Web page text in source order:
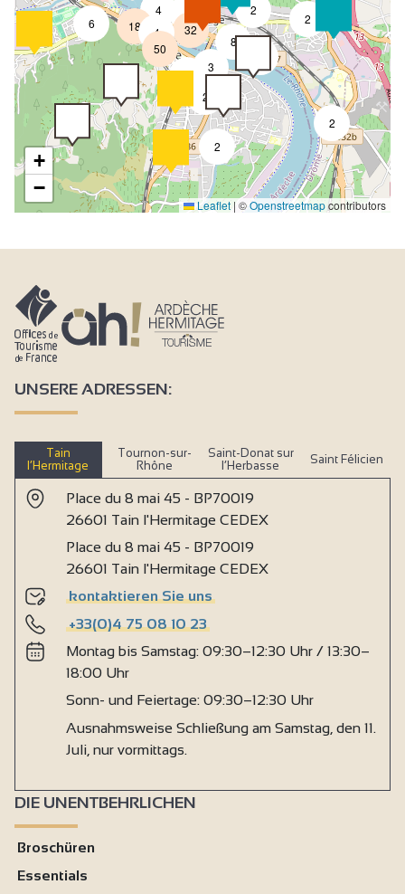
2
2
2
2
2
8
6
4
4
18
7
2
3
50
32
+
−
Leaflet | ©Openstreetmapcontributors
UNSERE ADRESSEN:
Tain
l’Hermitage
Tournon-sur-
Rhône
Saint-Donat sur
l’Herbasse
Saint Félicien
Place du 8 mai 45 - BP70019
26601 Tain l'Hermitage CEDEX
Place du 8 mai 45 - BP70019
26601 Tain l'Hermitage CEDEX
kontaktieren Sie uns
+33(0)4 75 08 10 23
Montag bis Samstag: 09:30–12:30 Uhr / 13:30–
18:00 Uhr
Sonn- und Feiertage: 09:30–12:30 Uhr
Ausnahmsweise Schließung am Samstag, den 11.
Juli, nur vormittags.
DIE UNENTBEHRLICHEN
Broschüren
Essentials